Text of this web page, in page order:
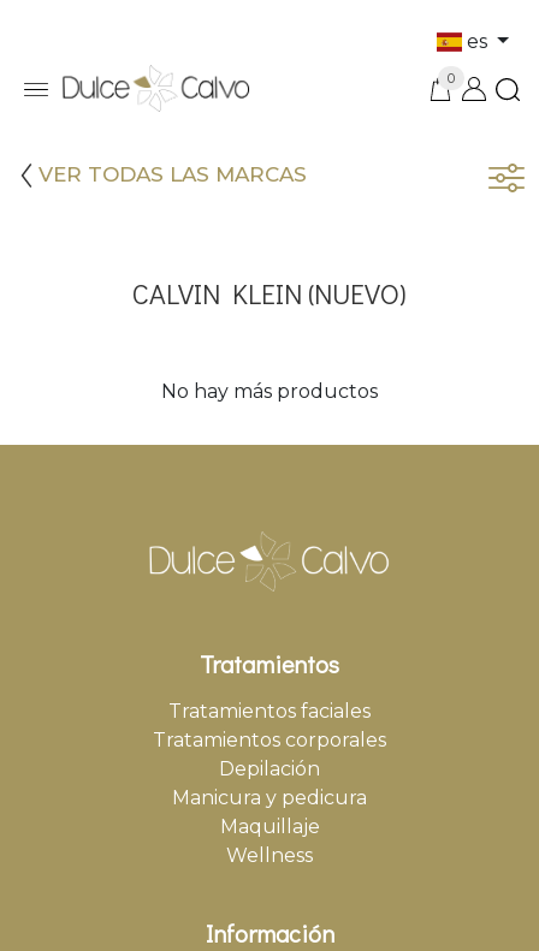
es
0
VER TODAS LAS MARCAS
CALVIN KLEIN (NUEVO)
No hay más productos
Tratamientos
Tratamientos faciales
Tratamientos corporales
Depilación
Manicura y pedicura
Maquillaje
Wellness
Información